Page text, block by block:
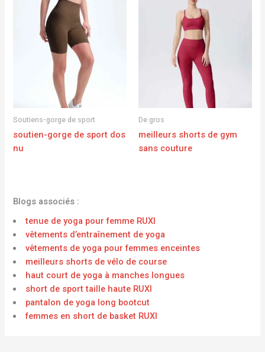
Soutiens-gorge de sport
soutien-gorge de sport dos
nu
De gros
meilleurs shorts de gym
sans couture
Blogs associés :
tenue de yoga pour femme RUXI
vêtements d’entraînement de yoga
vêtements de yoga pour femmes enceintes
meilleurs shorts de vélo de course
haut court de yoga à manches longues
short de sport taille haute RUXI
pantalon de yoga long bootcut
femmes en short de basket RUXI